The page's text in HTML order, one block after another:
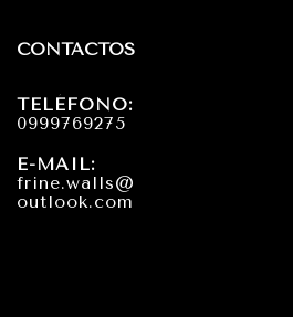
CONTACTOS
TELÉFONO:
0999769275
E-MAIL:
frine.walls@
outlook.com